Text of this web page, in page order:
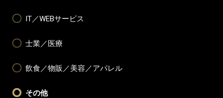
IT／WEBサービス
士業／医療
飲食／物販／美容／アパレル
その他